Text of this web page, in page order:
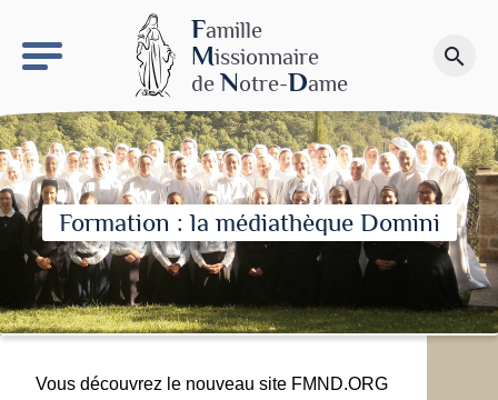
Famille
Missionnaire
de Notre-Dame
search
Faire un don
Formation : la médiathèque Domini
Vous découvrez le nouveau site FMND.ORG